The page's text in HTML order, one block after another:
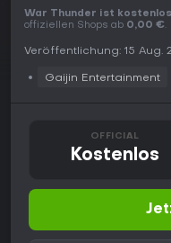
War Thunder ist
offiziellen Shops ab 0,00 €.
Veröffentlichung: 15 Aug.
Gaijin Entertainment
OFFICIAL
Kostenlos